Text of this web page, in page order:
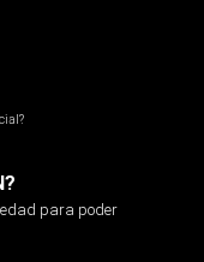
para poder